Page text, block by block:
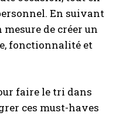
En suivant
mesure de créer un
fonctionnalité et
faire le tri dans
ces must-haves